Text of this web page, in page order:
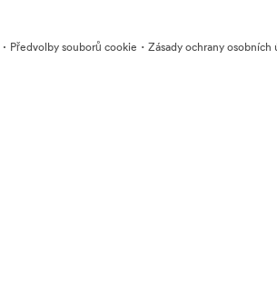
· Předvolby souborů cookie · Zásady ochrany osobních